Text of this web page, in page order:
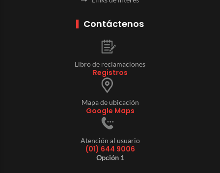
Contáctenos
Libro de reclamaciones
Registros
Mapa de ubicación
Google Maps
Atención al usuario
(01) 644 9006
Opción 1